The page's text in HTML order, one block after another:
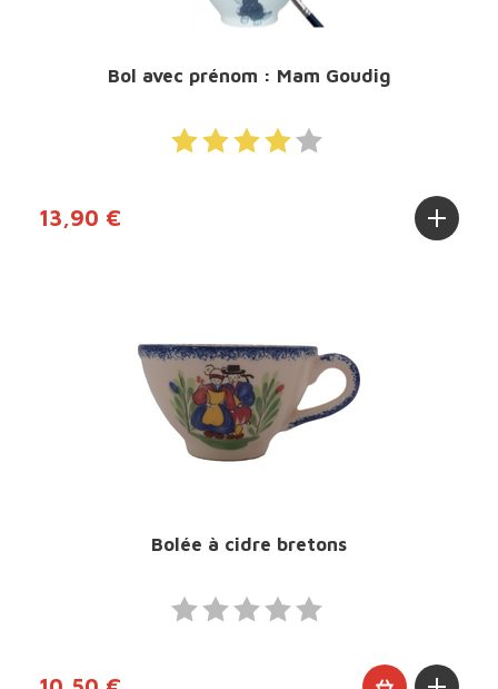
Bol avec prénom : Mam Goudig
13,90 €
Bolée à cidre bretons